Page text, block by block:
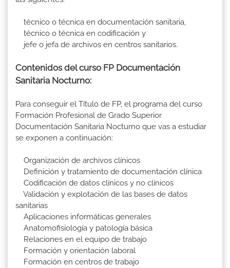
técnico o técnica en documentación sanitaria,
técnico o técnica en codificación y
jefe o jefa de archivos en centros sanitarios.
Contenidos del curso FP Documentación
Sanitaria Nocturno:
Para conseguir el Título de FP, el programa del curso
Formación Profesional de Grado Superior
Documentación Sanitaria Nocturno que vas a estudiar
se exponen a continuación:
Organización de archivos clínicos
Definición y tratamiento de documentación clínica
Codificación de datos clínicos y no clínicos
Validación y explotación de las bases de datos
sanitarias
Aplicaciones informáticas generales
Anatomofisiología y patología básica
Relaciones en el equipo de trabajo
Formación y orientación laboral
Formación en centros de trabajo